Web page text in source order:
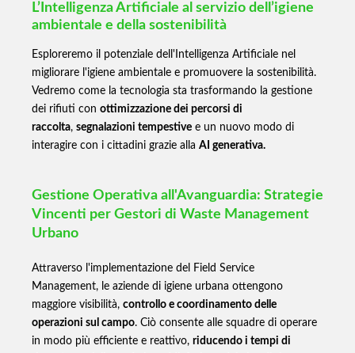
L’Intelligenza Artificiale al servizio dell’igiene
ambientale e della sostenibilità
Esploreremo il potenziale dell'Intelligenza Artificiale nel
migliorare l'igiene ambientale e promuovere la sostenibilità.
Vedremo come la tecnologia sta trasformando la gestione
dei rifiuti con ottimizzazione dei percorsi di
raccolta, segnalazioni tempestive e un nuovo modo di
interagire con i cittadini grazie alla AI generativa.
Gestione Operativa all'Avanguardia: Strategie
Vincenti per Gestori di Waste Management
Urbano
Attraverso l'implementazione del Field Service
Management, le aziende di igiene urbana ottengono
maggiore visibilità, controllo e coordinamento delle
operazioni sul campo. Ciò consente alle squadre di operare
in modo più efficiente e reattivo, riducendo i tempi di